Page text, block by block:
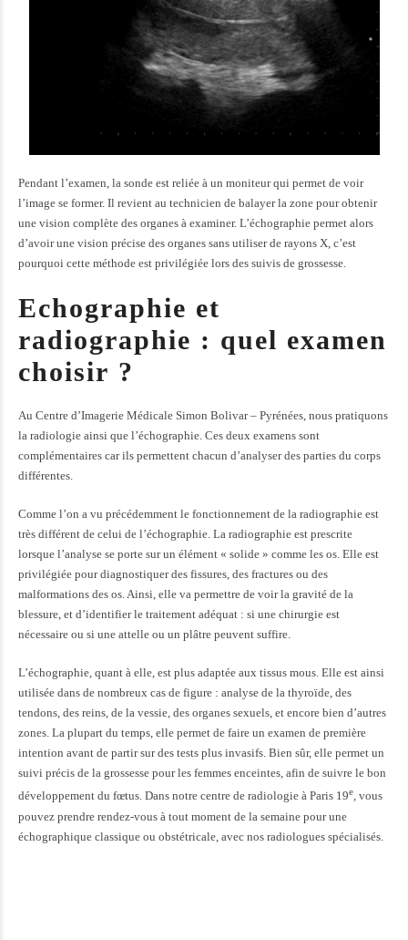
Pendant l’examen, la sonde est reliée à un moniteur qui permet de voir
l’image se former. Il revient au technicien de balayer la zone pour obtenir
une vision complète des organes à examiner. L’échographie permet alors
d’avoir une vision précise des organes sans utiliser de rayons X, c’est
pourquoi cette méthode est privilégiée lors des suivis de grossesse.
Echographie et
radiographie : quel examen
choisir ?
Au Centre d’Imagerie Médicale Simon Bolivar – Pyrénées, nous pratiquons
la radiologie ainsi que l’échographie. Ces deux examens sont
complémentaires car ils permettent chacun d’analyser des parties du corps
différentes.
Comme l’on a vu précédemment le fonctionnement de la radiographie est
très différent de celui de l’échographie. La radiographie est prescrite
lorsque l’analyse se porte sur un élément « solide » comme les os. Elle est
privilégiée pour diagnostiquer des fissures, des fractures ou des
malformations des os. Ainsi, elle va permettre de voir la gravité de la
blessure, et d’identifier le traitement adéquat : si une chirurgie est
nécessaire ou si une attelle ou un plâtre peuvent suffire.
L’échographie, quant à elle, est plus adaptée aux tissus mous. Elle est ainsi
utilisée dans de nombreux cas de figure : analyse de la thyroïde, des
tendons, des reins, de la vessie, des organes sexuels, et encore bien d’autres
zones. La plupart du temps, elle permet de faire un examen de première
intention avant de partir sur des tests plus invasifs. Bien sûr, elle permet un
suivi précis de la grossesse pour les femmes enceintes, afin de suivre le bon
développement du fœtus. Dans notre centre de radiologie à Paris 19e, vous
pouvez prendre rendez-vous à tout moment de la semaine pour une
échographique classique ou obstétricale, avec nos radiologues spécialisés.